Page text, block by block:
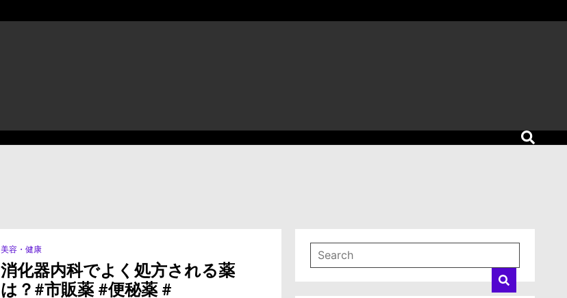
美容・健康
消化器内科でよく処方される薬
は？#市販薬 #便秘薬 #